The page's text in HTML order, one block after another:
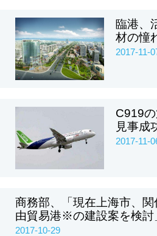
臨港、
材の憧
2017-11-
C919の
見事成
2017-11-
商務部、「現在上海市、
由貿易港※の建設案を検討
2017-10-29